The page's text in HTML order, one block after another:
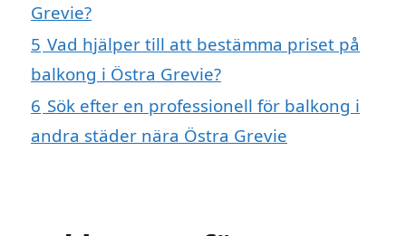
Grevie?
5 Vad hjälper till att bestämma priset på
balkong i Östra Grevie?
6 Sök efter en professionell för balkong i
andra städer nära Östra Grevie